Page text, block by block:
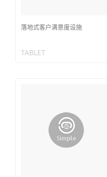
落地式客户满意度设施
TABLET